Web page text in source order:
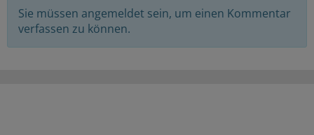
Sie müssen angemeldet sein, um einen Kommentar
verfassen zu können.